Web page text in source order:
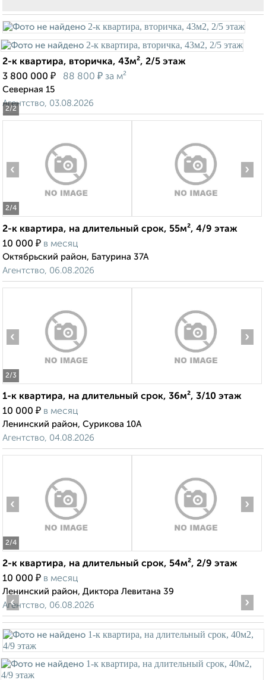
2/2
2-к квартира, вторичка, 43м², 2/5 этаж
3 800 000 ₽ 88 800 ₽ за м²
Северная 15
Агентство, 03.08.2026
2/4
‹ ›
2-к квартира, на длительный срок, 55м², 4/9 этаж
10 000 ₽ в месяц
Октябрьский район, Батурина 37А
Агентство, 06.08.2026
2/3
‹ ›
1-к квартира, на длительный срок, 36м², 3/10 этаж
10 000 ₽ в месяц
Ленинский район, Сурикова 10А
Агентство, 04.08.2026
2/4
‹ ›
2-к квартира, на длительный срок, 54м², 2/9 этаж
10 000 ₽ в месяц
Ленинский район, Диктора Левитана 39
Агентство, 06.08.2026
‹ ›